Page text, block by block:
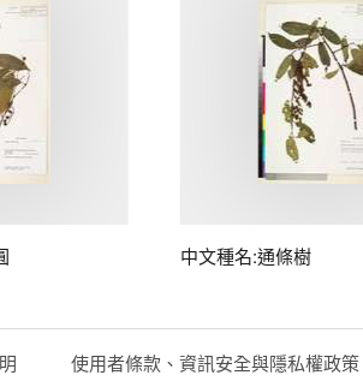
中文種名:通條樹
使用者條款、資訊安全與隱私權政策